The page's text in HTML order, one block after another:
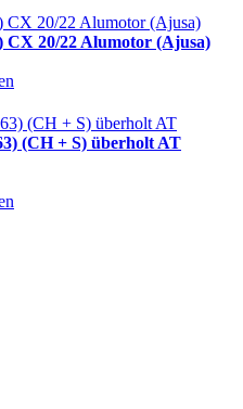
CX 20/22 Alumotor (Ajusa)
(CH + S) überholt AT